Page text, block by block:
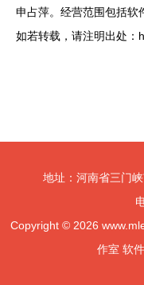
申占萍。经营范围包括软
如若转载，请注明出处
地址：河南省三门
Copyright © 2026
作室 软